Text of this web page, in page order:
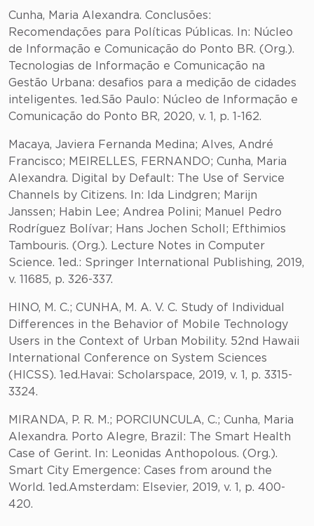
Cunha, Maria Alexandra. Conclusões:
Recomendações para Políticas Públicas. In: Núcleo
de Informação e Comunicação do Ponto BR. (Org.).
Tecnologias de Informação e Comunicação na
Gestão Urbana: desafios para a medição de cidades
inteligentes. 1ed.São Paulo: Núcleo de Informação e
Comunicação do Ponto BR, 2020, v. 1, p. 1-162.
Macaya, Javiera Fernanda Medina; Alves, André
Francisco; MEIRELLES, FERNANDO; Cunha, Maria
Alexandra. Digital by Default: The Use of Service
Channels by Citizens. In: Ida Lindgren; Marijn
Janssen; Habin Lee; Andrea Polini; Manuel Pedro
Rodríguez Bolívar; Hans Jochen Scholl; Efthimios
Tambouris. (Org.). Lecture Notes in Computer
Science. 1ed.: Springer International Publishing, 2019,
v. 11685, p. 326-337.
HINO, M. C.; CUNHA, M. A. V. C. Study of Individual
Differences in the Behavior of Mobile Technology
Users in the Context of Urban Mobility. 52nd Hawaii
International Conference on System Sciences
(HICSS). 1ed.Havai: Scholarspace, 2019, v. 1, p. 3315-
3324.
MIRANDA, P. R. M.; PORCIUNCULA, C.; Cunha, Maria
Alexandra. Porto Alegre, Brazil: The Smart Health
Case of Gerint. In: Leonidas Anthopolous. (Org.).
Smart City Emergence: Cases from around the
World. 1ed.Amsterdam: Elsevier, 2019, v. 1, p. 400-
420.